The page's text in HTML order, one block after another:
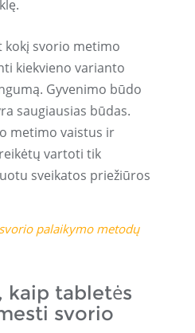
kokį svorio metimo
kiekvieno varianto
Gyvenimo būdo
saugiausias būdas.
metimo vaistus ir
vartoti tik
sveikatos priežiūros
palaikymo metodų
kaip tabletės
svorio